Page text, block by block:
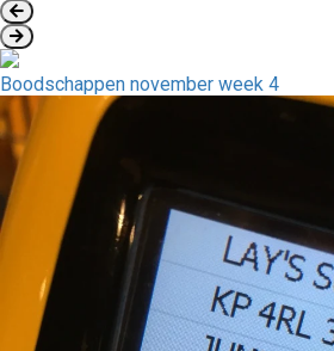
Boodschappen november week 4